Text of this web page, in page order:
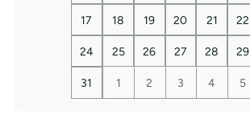
17 18 19 20 21 22
24 25 26 27 28 29
31 1 2 3 4 5